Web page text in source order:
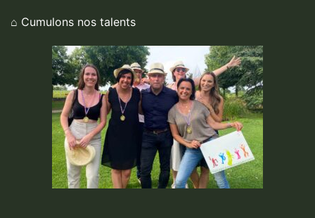
⌂ Cumulons nos talents